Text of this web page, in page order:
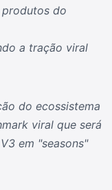
produtos do
a tração viral
do ecossistema
viral que será
em "seasons"